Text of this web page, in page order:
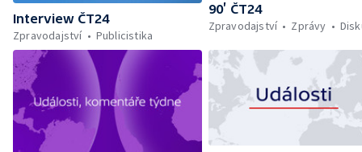
Interview ČT24
Zpravodajství
Publicistika
90’ ČT24
Zpravodajství
Zprávy